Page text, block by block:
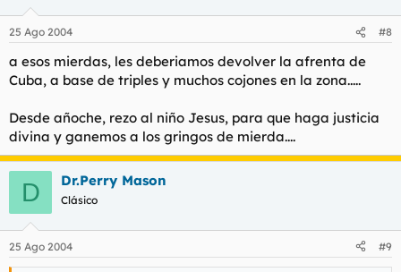
25 Ago 2004 #8
a esos mierdas, les deberiamos devolver la afrenta de
Cuba, a base de triples y muchos cojones en la zona.....
Desde añoche, rezo al niño Jesus, para que haga justicia
divina y ganemos a los gringos de mierda....
D Dr.Perry Mason
Clásico
25 Ago 2004 #9